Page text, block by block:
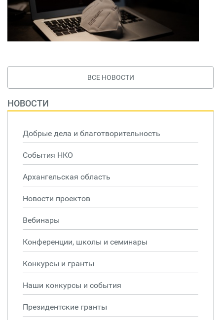
ВСЕ НОВОСТИ
НОВОСТИ
Добрые дела и благотворительность
События НКО
Архангельская область
Новости проектов
Вебинары
Конференции, школы и семинары
Конкурсы и гранты
Наши конкурсы и события
Президентские гранты